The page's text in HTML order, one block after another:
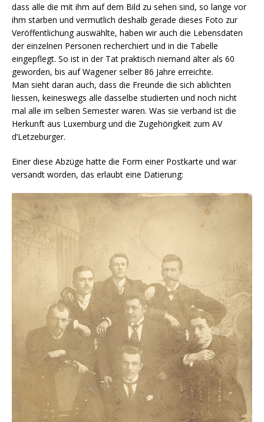
dass alle die mit ihm auf dem Bild zu sehen sind, so lange vor
ihm starben und vermutlich deshalb gerade dieses Foto zur
Veröffentlichung auswählte, haben wir auch die Lebensdaten
der einzelnen Personen recherchiert und in die Tabelle
eingepflegt. So ist in der Tat praktisch niemand älter als 60
geworden, bis auf Wagener selber 86 Jahre erreichte.
Man sieht daran auch, dass die Freunde die sich ablichten
liessen, keineswegs alle dasselbe studierten und noch nicht
mal alle im selben Semester waren. Was sie verband ist die
Herkunft aus Luxemburg und die Zugehörigkeit zum AV
d’Letzeburger.
Einer diese Abzüge hatte die Form einer Postkarte und war
versandt worden, das erlaubt eine Datierung: